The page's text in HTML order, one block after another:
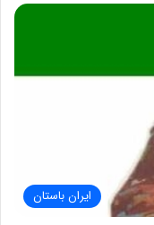
ایران باستان